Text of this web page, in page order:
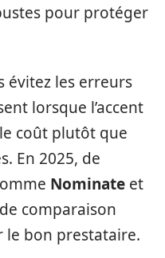
pour protéger
évitez les erreurs
lorsque l’accent
coût plutôt que
En 2025, de
Nominate et
comparaison
le bon prestataire.